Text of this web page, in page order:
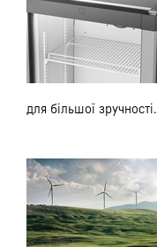
для більшої зручності.